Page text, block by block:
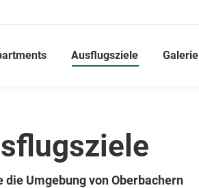
Ausflugsziele Galerie
die Umgebung von Oberbachern